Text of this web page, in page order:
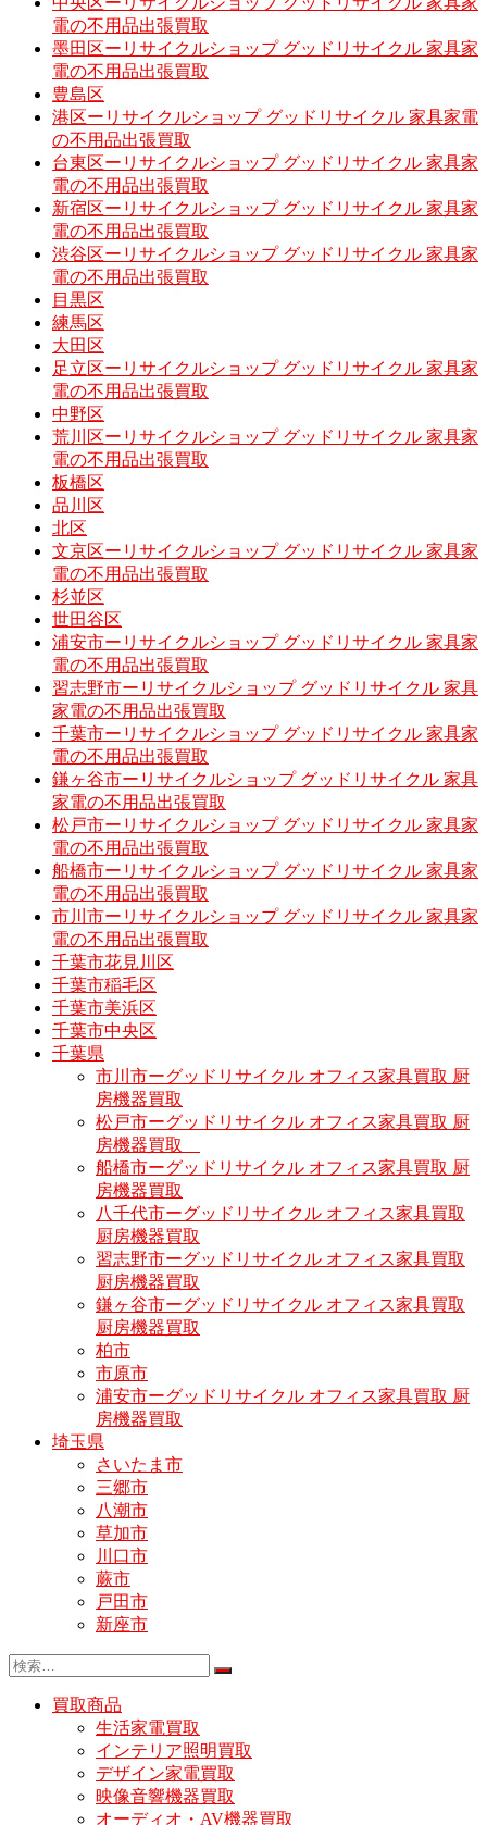
電の不用品出張買取
墨田区ーリサイクルショップ グッドリサイクル 家具家
電の不用品出張買取
豊島区
港区ーリサイクルショップ グッドリサイクル 家具家電
の不用品出張買取
台東区ーリサイクルショップ グッドリサイクル 家具家
電の不用品出張買取
新宿区ーリサイクルショップ グッドリサイクル 家具家
電の不用品出張買取
渋谷区ーリサイクルショップ グッドリサイクル 家具家
電の不用品出張買取
目黒区
練馬区
大田区
足立区ーリサイクルショップ グッドリサイクル 家具家
電の不用品出張買取
中野区
荒川区ーリサイクルショップ グッドリサイクル 家具家
電の不用品出張買取
板橋区
品川区
北区
文京区ーリサイクルショップ グッドリサイクル 家具家
電の不用品出張買取
杉並区
世田谷区
浦安市ーリサイクルショップ グッドリサイクル 家具家
電の不用品出張買取
習志野市ーリサイクルショップ グッドリサイクル 家具
家電の不用品出張買取
千葉市ーリサイクルショップ グッドリサイクル 家具家
電の不用品出張買取
鎌ヶ谷市ーリサイクルショップ グッドリサイクル 家具
家電の不用品出張買取
松戸市ーリサイクルショップ グッドリサイクル 家具家
電の不用品出張買取
船橋市ーリサイクルショップ グッドリサイクル 家具家
電の不用品出張買取
市川市ーリサイクルショップ グッドリサイクル 家具家
電の不用品出張買取
千葉市花見川区
千葉市稲毛区
千葉市美浜区
千葉市中央区
千葉県
市川市ーグッドリサイクル オフィス家具買取 厨
房機器買取
松戸市ーグッドリサイクル オフィス家具買取 厨
房機器買取
船橋市ーグッドリサイクル オフィス家具買取 厨
房機器買取
八千代市ーグッドリサイクル オフィス家具買取
厨房機器買取
習志野市ーグッドリサイクル オフィス家具買取
厨房機器買取
鎌ヶ谷市ーグッドリサイクル オフィス家具買取
厨房機器買取
柏市
市原市
浦安市ーグッドリサイクル オフィス家具買取 厨
房機器買取
埼玉県
さいたま市
三郷市
八潮市
草加市
川口市
蕨市
戸田市
新座市
買取商品
生活家電買取
インテリア照明買取
デザイン家電買取
映像音響機器買取
オーディオ・AV機器買取